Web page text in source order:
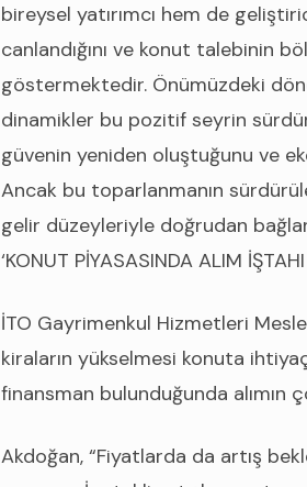
bireysel yatırımcı hem de
canlandığını ve konut talebinin
göstermektedir. Önümüzdeki
dinamikler bu pozitif seyrin
güvenin yeniden oluştuğunu ve
Ancak bu toparlanmanın
gelir düzeyleriyle doğrudan
‘KONUT PİYASASINDA ALIM
İTO Gayrimenkul Hizmetleri
kiraların yükselmesi konuta
finansman bulunduğunda alımın
Akdoğan, “Fiyatlarda da artış